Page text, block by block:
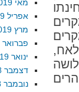
מאי 2019
אפריל 2019
מרץ 2019
פברואר 2019
ינואר 2019
דצמבר 2018
נובמבר 2018